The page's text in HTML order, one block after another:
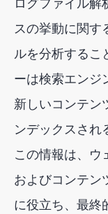
ログファイル解
スの挙動に関す
ルを分析するこ
ーは検索エンジ
新しいコンテン
ンデックスされ
この情報は、ウ
およびコンテン
に役立ち、最終